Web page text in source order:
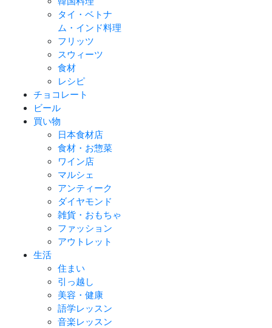
タイ・ベトナ
ム・インド料理
フリッツ
スウィーツ
食材
レシピ
チョコレート
ビール
買い物
日本食材店
食材・お惣菜
ワイン店
マルシェ
アンティーク
ダイヤモンド
雑貨・おもちゃ
ファッション
アウトレット
生活
住まい
引っ越し
美容・健康
語学レッスン
音楽レッスン